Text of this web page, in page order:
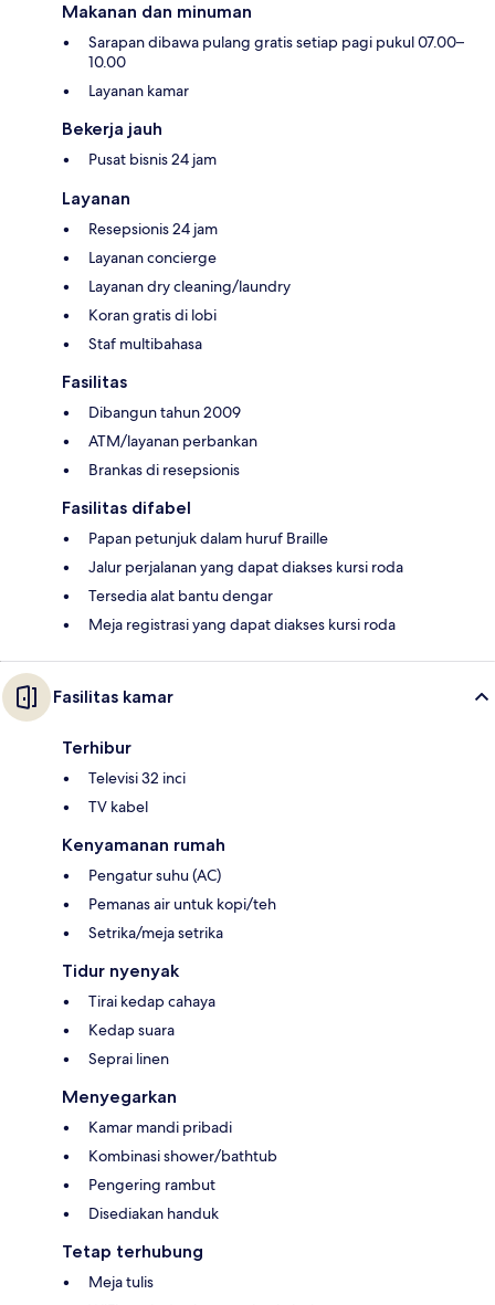
Makanan dan minuman
Sarapan dibawa pulang gratis setiap pagi pukul 07.00–
10.00
Layanan kamar
Bekerja jauh
Pusat bisnis 24 jam
Layanan
Resepsionis 24 jam
Layanan concierge
Layanan dry cleaning/laundry
Koran gratis di lobi
Staf multibahasa
Fasilitas
Dibangun tahun 2009
ATM/layanan perbankan
Brankas di resepsionis
Fasilitas difabel
Papan petunjuk dalam huruf Braille
Jalur perjalanan yang dapat diakses kursi roda
Tersedia alat bantu dengar
Meja registrasi yang dapat diakses kursi roda
Fasilitas kamar
Terhibur
Televisi 32 inci
TV kabel
Kenyamanan rumah
Pengatur suhu (AC)
Pemanas air untuk kopi/teh
Setrika/meja setrika
Tidur nyenyak
Tirai kedap cahaya
Kedap suara
Seprai linen
Menyegarkan
Kamar mandi pribadi
Kombinasi shower/bathtub
Pengering rambut
Disediakan handuk
Tetap terhubung
Meja tulis